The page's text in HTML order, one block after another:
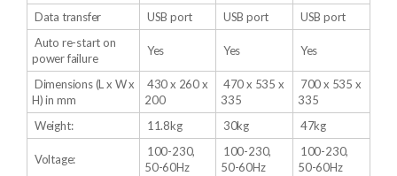
Data transfer
USB port USB port
USB port
Auto re-start on
power failure
Yes Yes Yes
Dimensions (L x W x
H) in mm
430 x 260 x
200
470 x 535 x
335
700 x 535 x
335
Weight:
11.8kg 30kg 47kg
Voltage:
100-230,
50-60Hz
100-230,
50-60Hz
100-230,
50-60Hz